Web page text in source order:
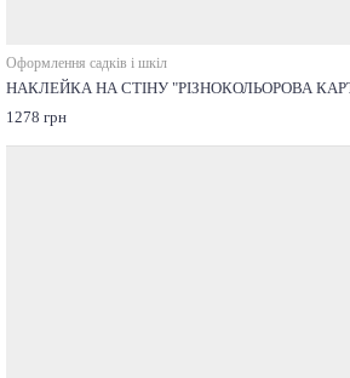
Оформлення садків і шкіл
НАКЛЕЙКА НА СТІНУ "РІЗНОКОЛЬОРОВА
1278 грн